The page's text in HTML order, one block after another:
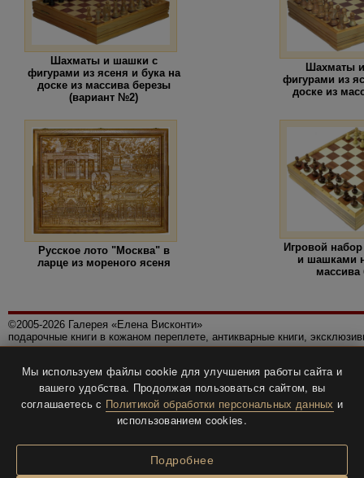
Шахматы и шашки с
фигурами из ясеня и бука на
доске из массива березы
(вариант №2)
Шахматы
фигурами из
доске из
Русское лото "Москва" в
ларце из мореного ясеня
Игровой
и шашками
массива
©2005-2026 Галерея «Елена Висконти»
подарочные книги в кожаном переплете, антикварные книги,
Политика конфиденциальности
Все права защищены.
Разработка и дизайнBTV-info.
Мы используем файлы cookie для улучшения работы сайта и
вашего удобства. Продолжая пользоваться сайтом, вы
соглашаетесь с Политикой обработки персональных данных и
использованием cookies.
Подробнее